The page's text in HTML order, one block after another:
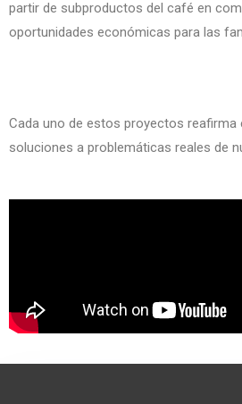
partir de subproductos del café en
oportunidades económicas para las
Cada uno de estos proyectos
soluciones a problemáticas reales de